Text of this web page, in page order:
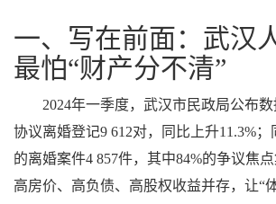
一、写在前面：武汉
最怕“财产分不清”
2024年一季度，武汉市民政局公布
协议离婚登记9 612对，同比上升11.3%
的离婚案件4 857件，其中84%的争议焦点
高房价、高负债、高股权收益并存，让“